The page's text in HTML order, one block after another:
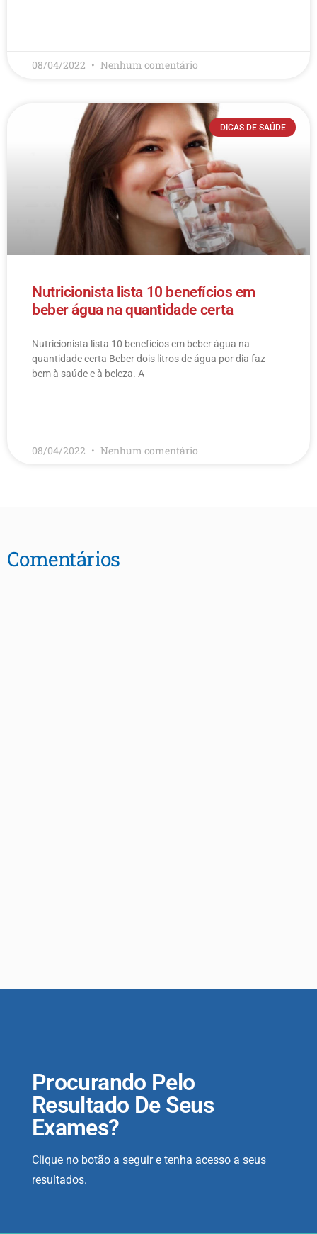
08/04/2022 Nenhum comentário
DICAS DE SAÚDE
Nutricionista lista 10 benefícios em
beber água na quantidade certa
Nutricionista lista 10 benefícios em beber água na
quantidade certa Beber dois litros de água por dia faz
bem à saúde e à beleza. A
08/04/2022 Nenhum comentário
Comentários
Procurando Pelo
Resultado De Seus
Exames?
Clique no botão a seguir e tenha acesso a seus
resultados.